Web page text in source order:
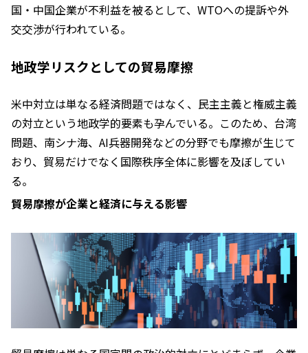
国・中国企業が不利益を被るとして、WTOへの提訴や外
交交渉が行われている。
地政学リスクとしての貿易摩擦
米中対立は単なる経済問題ではなく、民主主義と権威主義
の対立という地政学的要素も孕んでいる。このため、台湾
問題、南シナ海、AI兵器開発などの分野でも摩擦が生じて
おり、貿易だけでなく国際秩序全体に影響を及ぼしてい
る。
貿易摩擦が企業と経済に与える影響